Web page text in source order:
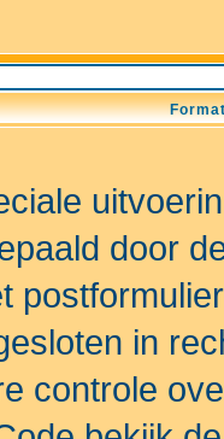
door
in
controle